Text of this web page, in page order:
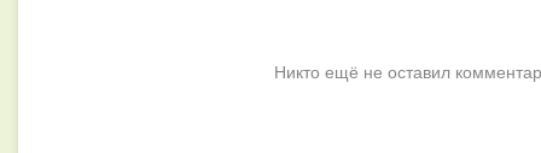
Никто ещё не оставил